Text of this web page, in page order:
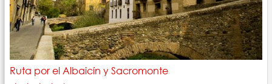
Ruta por el Albaicín y Sacromonte